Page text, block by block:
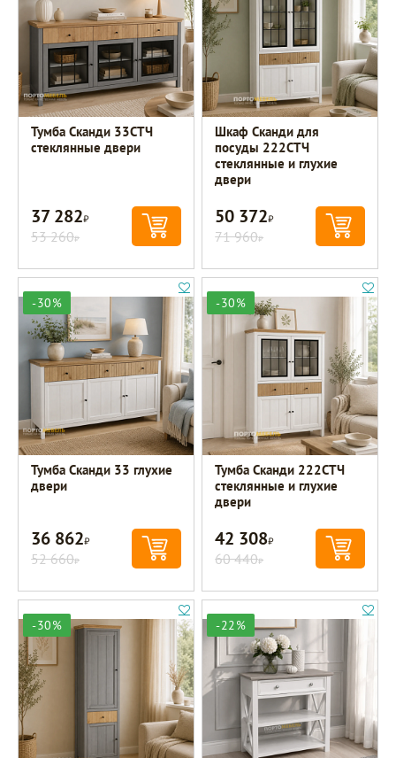
Тумба Сканди 33СТЧ
стеклянные двери
37 282Р
53 260Р
Шкаф Сканди для
посуды 222СТЧ
стеклянные и глухие
двери
50 372Р
71 960Р
-30%
Тумба Сканди 33 глухие
двери
36 862Р
52 660Р
-30%
Тумба Сканди 222СТЧ
стеклянные и глухие
двери
42 308Р
60 440Р
-30% -22%